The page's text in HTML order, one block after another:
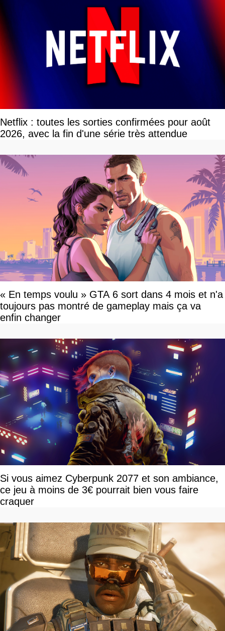
Netflix : toutes les sorties confirmées pour août
2026, avec la fin d'une série très attendue
« En temps voulu » GTA 6 sort dans 4 mois et n'a
toujours pas montré de gameplay mais ça va
enfin changer
Si vous aimez Cyberpunk 2077 et son ambiance,
ce jeu à moins de 3€ pourrait bien vous faire
craquer